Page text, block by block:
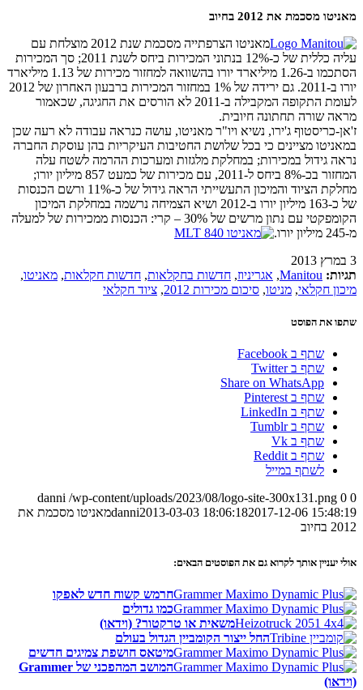
מאניטו מסכמת את 2012 בחיוב
מאניטו הצרפתייה מסכמת שנת 2012 מוצלחת עם
עליה כללית של כ-12% בנתוני המכירות ביחס לשנת 2011; סך המכירות
הסתכמו ב-1.26 מיליארד יורו בהשוואה למחזור מכירות של 1.13 מיליארד
יורו ב-2011. גם ירידה של 1% במחזור המכירות ברבעון האחרון של 2012
לעומת התקופה המקבילה ב-2011 לא הורסים את החגיגה, שכאמור
מראה שורה תחתונה חיובית.
ז'אן-כריסטוף ג'ירו, נשיא ויו"ר מאניטו, עושה כנראה עבודה לא רעה שכן
במאניטו מציינים כי בכל שלושת החטיבות העיקריות בהן עוסקת החברה
נראה גידול במכירות; במחלקת מלגזות ומערכות ההרמה לשטח עלה
המחזור בכ-8% ביחס ל-2011, עם מכירות של כמעט 857 מיליון יורו;
מחלקת הציוד והמיכון התעשייתי הראה גידול של כ-11% ורשם הכנסות
של כ-163 מיליון יורו ב-2012 ושיא הצמיחה נרשמה במחלקת המיכון
הקומפקטי עם נתון מרשים של 30% – קרי: הכנסות ממכירות של למעלה
מ-245 מיליון יורו.
3 במרץ 2013
תגיות: Manitou
, אגריניוז, חדשות בחקלאות, חדשות חקלאות, מאניטו,
מיכון חקלאי, מניטו, סיכום מכירות 2012 , ציוד חקלאי
שתפו את הפוסט
שתף ב Facebook
שתף ב Twitter
Share on WhatsApp
שתף ב Pinterest
שתף ב LinkedIn
שתף ב Tumblr
שתף ב Vk
שתף ב Reddit
לשתף במייל
0
0
danni /wp-content/uploads/2023/08/logo-site-300x131.png
danni2013-03-03 18:06:182017-12-06 15:48:19
מאניטו מסכמת את
2012 בחיוב
אולי יעניין אותך לקרוא גם את הפוסטים הבאים:
חרמש קשוח חדש לאפקו
כמו גדולים
משאית או טרקטור? (וידאו)
החל ייצור הקומביין הגדול בעולם
מיטאס חושפת צמיגים חדשים
המושב המהפכני של Grammer
(וידאו)